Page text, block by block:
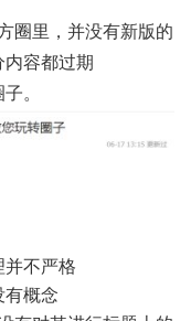
圈里，并没有新版的
容都过期
。
并不严格
有概念